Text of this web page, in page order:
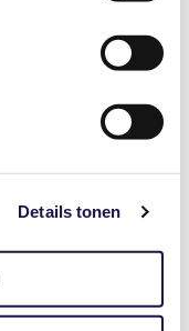
Details tonen
Mijn ABU?